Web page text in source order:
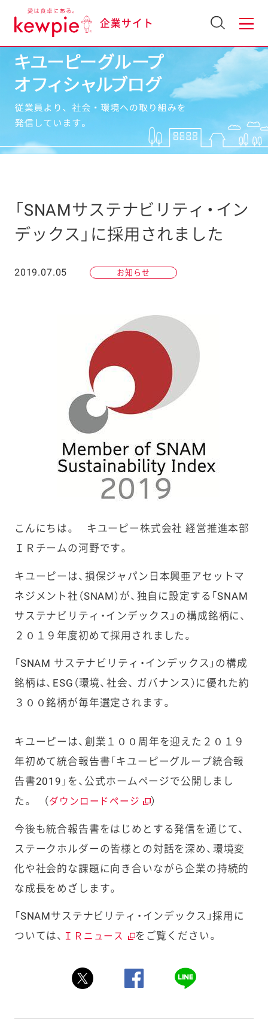
企業サイト
「SNAMサステナビリティ・イン
デックス」に採用されました
2019.07.05 お知らせ
こんにちは。 キユーピー株式会社 経営推進本部
ＩＲチームの河野です。
キユーピーは、損保ジャパン日本興亜アセットマ
ネジメント社（SNAM）が、独自に設定する「SNAM
サステナビリティ・インデックス」の構成銘柄に、
２０１９年度初めて採用されました。
「SNAM サステナビリティ・インデックス」の構成
銘柄は、ESG（環境、社会、 ガバナンス）に優れた約
３００銘柄が毎年選定されます。
キユーピーは、創業１００周年を迎えた２０１９
年初めて統合報告書「キユーピーグループ統合報
告書2019」を、公式ホームページで公開しまし
た。 （ダウンロードページ ）
今後も統合報告書をはじめとする発信を通じて、
ステークホルダーの皆様との対話を深め、環境変
化や社会的な課題に向き合いながら企業の持続的
な成長をめざします。
「SNAMサステナビリティ・インデックス」採用に
ついては、 ＩＲニュース をご覧ください。